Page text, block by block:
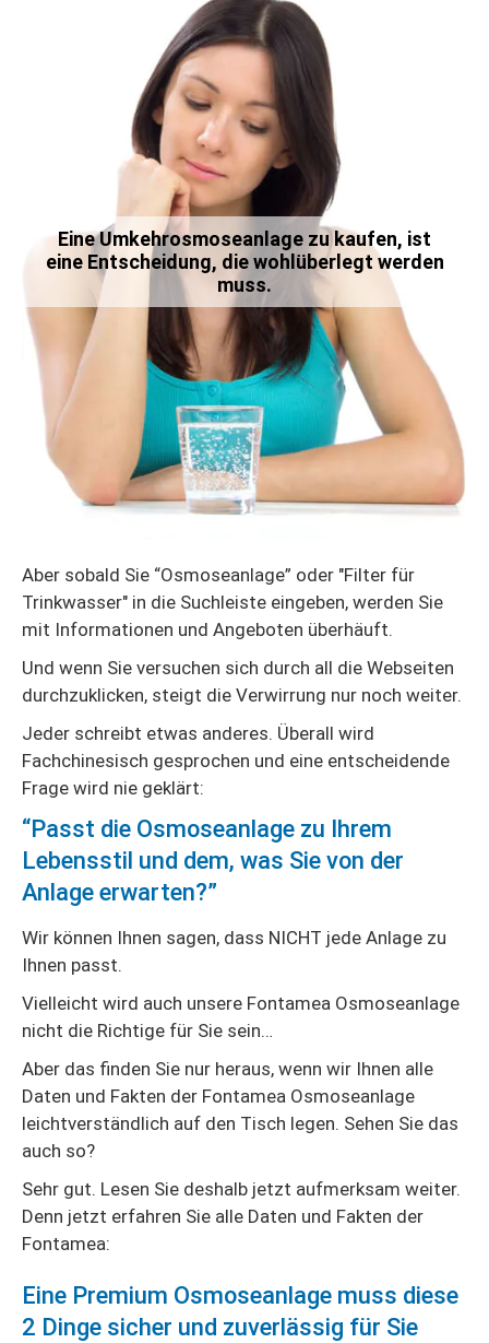
Eine Umkehrosmoseanlage zu kaufen, ist
eine Entscheidung, die wohlüberlegt werden
muss.
Aber sobald Sie “Osmoseanlage” oder "Filter für
Trinkwasser" in die Suchleiste eingeben, werden Sie
mit Informationen und Angeboten überhäuft.
Und wenn Sie versuchen sich durch all die Webseiten
durchzuklicken, steigt die Verwirrung nur noch weiter.
Jeder schreibt etwas anderes. Überall wird
Fachchinesisch gesprochen und eine entscheidende
Frage wird nie geklärt:
“Passt die Osmoseanlage zu Ihrem
Lebensstil und dem, was Sie von der
Anlage erwarten?”
Wir können Ihnen sagen, dass NICHT jede Anlage zu
Ihnen passt.
Vielleicht wird auch unsere Fontamea Osmoseanlage
nicht die Richtige für Sie sein…
Aber das finden Sie nur heraus, wenn wir Ihnen alle
Daten und Fakten der Fontamea Osmoseanlage
leichtverständlich auf den Tisch legen. Sehen Sie das
auch so?
Sehr gut. Lesen Sie deshalb jetzt aufmerksam weiter.
Denn jetzt erfahren Sie alle Daten und Fakten der
Fontamea:
Eine Premium Osmoseanlage muss diese
2 Dinge sicher und zuverlässig für Sie